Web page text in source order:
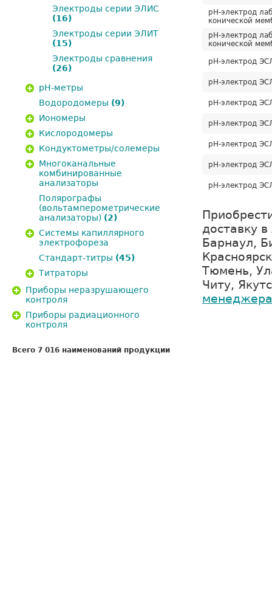
рН-электрод
конической
рН-электрод
конической
рН-электрод
рН-электрод
рН-электрод
рН-электрод
рН-электрод
рН-электрод
рН-электрод
доставку
Барнаул,
Тюмень,
Читу,
Электроды серии ЭЛИС
(16)
Электроды серии ЭЛИТ
(15)
Электроды сравнения
(26)
pH-метры
Водородомеры (9)
Иономеры
Кислородомеры
Кондуктометры/солемеры
Многоканальные
комбинированные
анализаторы
Полярографы
(вольтамперометрические
анализаторы) (2)
Системы капиллярного
электрофореза
Стандарт-титры (45)
Титраторы
Приборы неразрушающего
контроля
Приборы радиационного
контроля
Всего 7 016 наименований продукции